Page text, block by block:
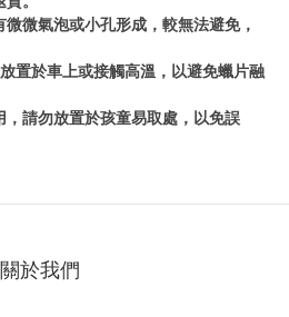
微氣泡或小孔形成，較無法避免，
放置於車上或接觸高溫，以避免蠟片融
， 請勿放置於孩童易取處 ，以免誤
關於我們